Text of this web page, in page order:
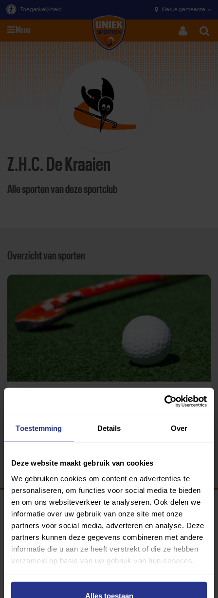
Toestemming Details Over
Deze website maakt gebruik van cookies
We gebruiken cookies om content en advertenties te
personaliseren, om functies voor social media te bieden
en om ons websiteverkeer te analyseren. Ook delen we
informatie over uw gebruik van onze site met onze
partners voor social media, adverteren en analyse. Deze
partners kunnen deze gegevens combineren met andere
informatie die u aan ze heeft verstrekt of die ze hebben
verzameld op basis van uw gebruik van hun services.
Alles toestaan
Direct door naar content
Toegankelijkheid Kies je gemeente
Menu
Z.H.C. De Kraaien
Alle sporten van deze sportclub
Overzicht van sporten
Programma van:
340 gemeenten